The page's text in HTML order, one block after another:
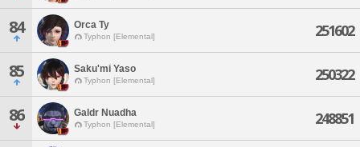
84 Orca Ty
Typhon [Elemental] 251602
85 Saku'mi Yaso
Typhon [Elemental] 250322
86 Galdr Nuadha
Typhon [Elemental] 248851